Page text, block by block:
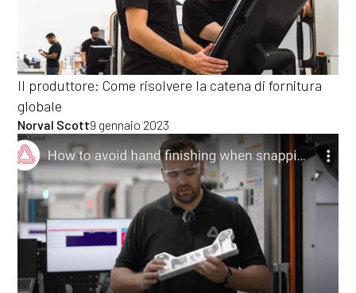
Il produttore: Come risolvere la catena di fornitura
globale
Norval Scott9 gennaio 2023